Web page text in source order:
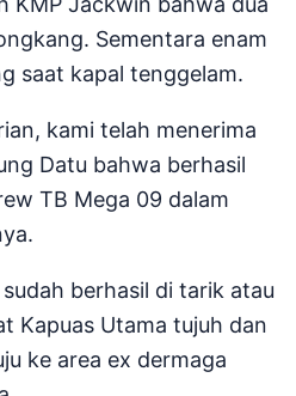
Sementara enam
saat kapal tenggelam.
kami telah menerima
Datu bahwa berhasil
TB Mega 09 dalam
berhasil di tarik atau
Kapuas Utama tujuh dan
ke area ex dermaga